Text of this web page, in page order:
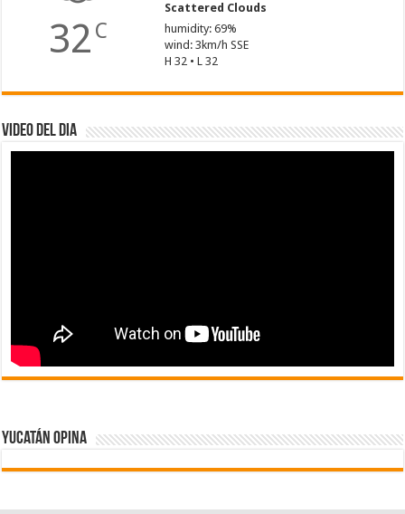
32 C
Scattered Clouds
humidity: 69%
wind: 3km/h SSE
H 32 • L 32
Video del dia
Yucatán Opina